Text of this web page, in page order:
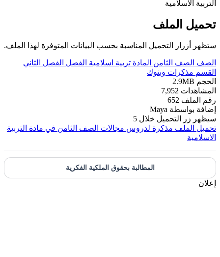
التربية الاسلامية
تحميل الملف
ستظهر أزرار التحميل المناسبة بحسب البيانات المتوفرة لهذا الملف.
الصف الصف الثامن المادة تربية اسلامية الفصل
الفصل الثاني
القسم مذكرات وبنوك
الحجم 2.9MB
المشاهدات 7,952
رقم الملف 652
إضافة بواسطة Maya
سيظهر زر التحميل خلال 5
تحميل الملف مذكرة لدروس مجالات الصف الثامن في مادة التربية
الاسلامية
المطالبة بحقوق الملكية الفكرية
إعلان